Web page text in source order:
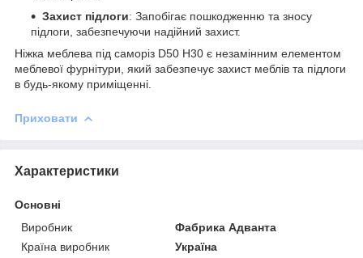
Захист підлоги: Запобігає пошкодженню та зносу
підлоги, забезпечуючи надійний захист.
Ніжка меблева під саморіз D50 H30 є незамінним елементом
меблевої фурнітури, який забезпечує захист меблів та підлоги
в будь-якому приміщенні.
Приховати
Характеристики
Основні
Виробник
Фабрика Адванта
Країна виробник
Україна